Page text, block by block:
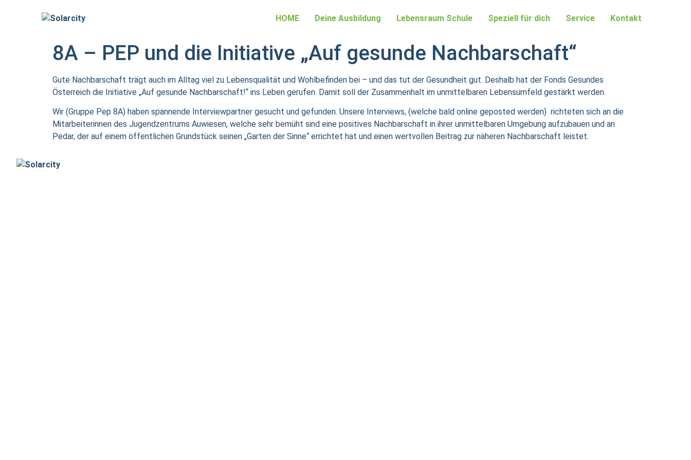
HOME Deine Ausbildung Lebensraum Schule Speziell für dich Service Kontakt
8A – PEP und die Initiative „Auf gesunde Nachbarschaft“
Gute Nachbarschaft trägt auch im Alltag viel zu Lebensqualität und Wohlbefinden bei – und das tut der Gesundheit gut. Deshalb hat der Fonds Gesundes
Österreich die Initiative „Auf gesunde Nachbarschaft!“ ins Leben gerufen. Damit soll der Zusammenhalt im unmittelbaren Lebensumfeld gestärkt werden.
Wir (Gruppe Pep 8A) haben spannende Interviewpartner gesucht und gefunden. Unsere Interviews, (welche bald online geposted werden) richteten sich an die
Mitarbeiterinnen des Jugendzentrums Auwiesen, welche sehr bemüht sind eine positives Nachbarschaft in ihrer unmittelbaren Umgebung aufzubauen und an
Pedar, der auf einem öffentlichen Grundstück seinen „Garten der Sinne“ errichtet hat und einen wertvollen Beitrag zur näheren Nachbarschaft leistet.